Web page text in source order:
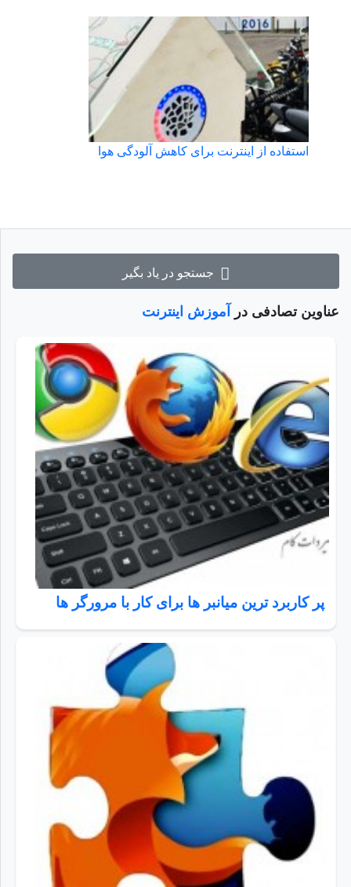
جستجو در یاد بگیر
عناوین تصادفی در آموزش اینترنت
پر کاربرد ترین میانبر ها برای کار با مرورگر ها
استفاده از اینترنت برای کاهش آلودگی هوا